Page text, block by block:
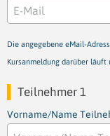
Die angegebene eMail-
Kursanmeldung darüber läuft
Teilnehmer 1
Vorname/Name